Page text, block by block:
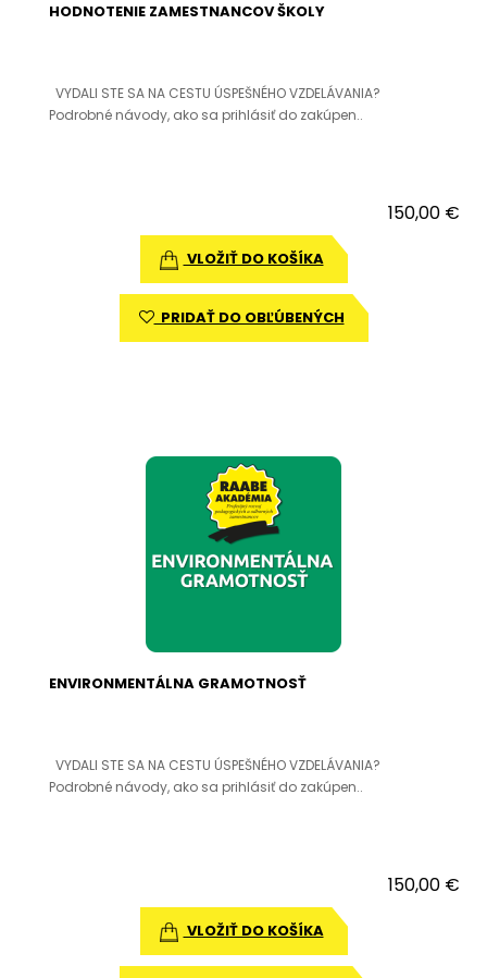
HODNOTENIE ZAMESTNANCOV ŠKOLY
VYDALI STE SA NA CESTU ÚSPEŠNÉHO VZDELÁVANIA?
Podrobné návody, ako sa prihlásiť do zakúpen..
150,00 €
VLOŽIŤ DO KOŠÍKA
PRIDAŤ DO OBĽÚBENÝCH
ENVIRONMENTÁLNA GRAMOTNOSŤ
VYDALI STE SA NA CESTU ÚSPEŠNÉHO VZDELÁVANIA?
Podrobné návody, ako sa prihlásiť do zakúpen..
150,00 €
VLOŽIŤ DO KOŠÍKA